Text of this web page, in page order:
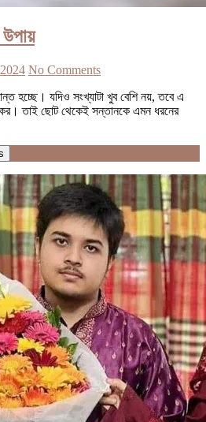
উপায়
No Comments
হচ্ছে। যদিও সংখ্যাটা খুব বেশি নয়, তবে এ
তাই ছোট থেকেই সন্তানকে এমন ধরনের